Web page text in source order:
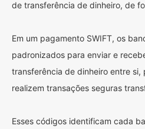
de transferência de dinheiro, de
Em um pagamento SWIFT, os
padronizados para enviar e
transferência de dinheiro entre si,
realizem transações seguras
Esses códigos identificam cada